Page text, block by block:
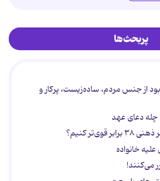
پربحث‌ها
از جنس مردم، ساده‌زیست، پرکار و
دعای عهد
کنیم؟
می‌کنند!